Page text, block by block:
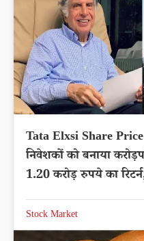
Tata Elxsi Share
निवेशकों को बनाया
1.20 करोड़ रुपये का
Stock Market